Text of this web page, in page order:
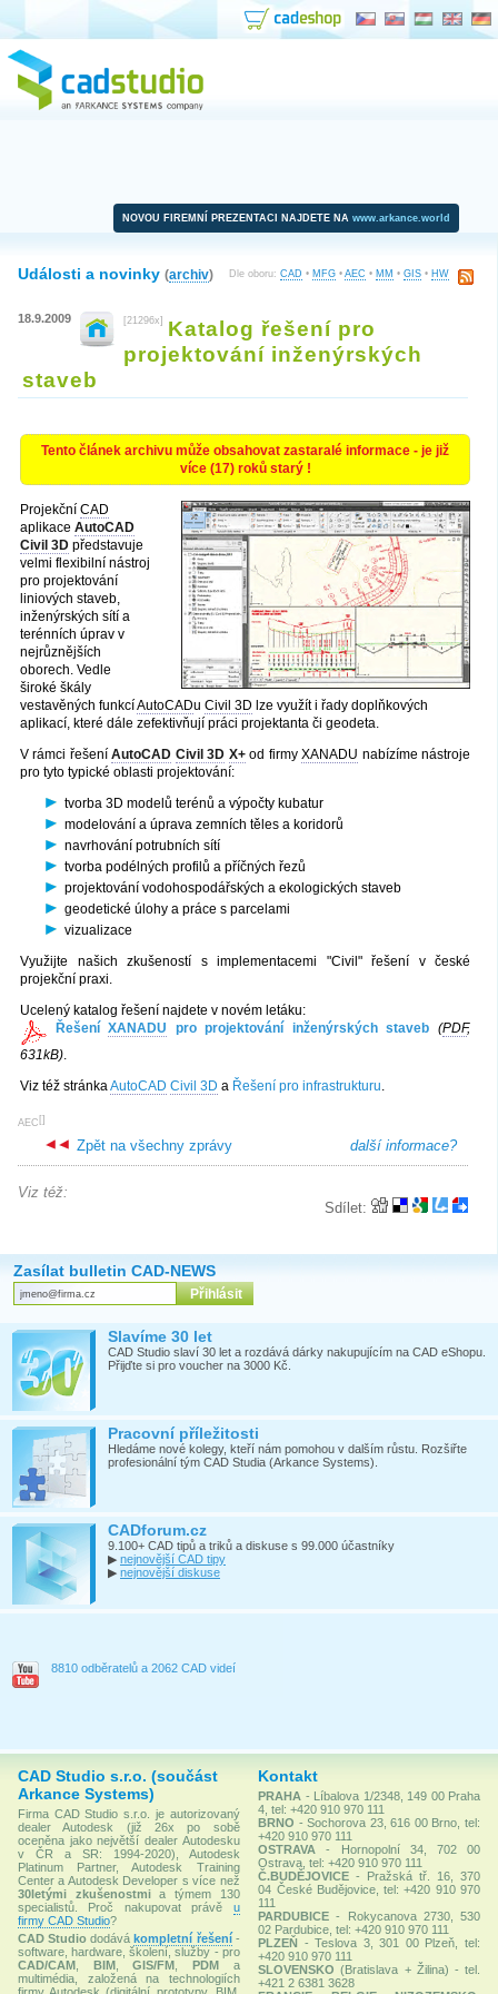
NOVOU FIREMNÍ PREZENTACI NAJDETE NA www.arkance.world
Dle oboru: CAD • MFG • AEC • MM • GIS • HW
Události a novinky (archiv)
18.9.2009 [21296x]
Katalog řešení pro
projektování inženýrských
staveb
Tento článek archivu může obsahovat zastaralé informace - je již
více (17) roků starý !
Projekční CAD
aplikace AutoCAD
Civil 3D představuje
velmi flexibilní nástroj
pro projektování
liniových staveb,
inženýrských sítí a
terénních úprav v
nejrůznějších
oborech. Vedle
široké škály
vestavěných funkcíAutoCADu Civil 3D lze využít i řady doplňkových
aplikací, které dále zefektivňují práci projektanta či geodeta.
V rámci řešeníAutoCAD Civil 3D X+od firmyXANADU nabízíme nástroje
pro tyto typické oblasti projektování:
tvorba 3D modelů terénů a výpočty kubatur
modelování a úprava zemních těles a koridorů
navrhování potrubních sítí
tvorba podélných profilů a příčných řezů
projektování vodohospodářských a ekologických staveb
geodetické úlohy a práce s parcelami
vizualizace
Využijte našich zkušeností s implementacemi "Civil" řešení v české
projekční praxi.
Ucelený katalog řešení najdete v novém letáku:
ŘešeníXANADU pro projektování inženýrských staveb (PDF,
631kB).
Viz též stránkaAutoCAD Civil 3D a Řešení pro infrastrukturu.
[
AEC ]
další informace?
Zpět na všechny zprávy
Sdílet:
Viz též:
Zasílat bulletin CAD-NEWS
Slavíme 30 let
CAD Studio slaví 30 let a rozdává dárky nakupujícím na CAD eShopu.
Přijďte si pro voucher na 3000 Kč.
Pracovní příležitosti
Hledáme nové kolegy, kteří nám pomohou v dalším růstu. Rozšiřte
profesionální tým CAD Studia (Arkance Systems).
CADforum.cz
9.100+ CAD tipů a triků a diskuse s 99.000 účastníky
▶ nejnovější CAD tipy
▶ nejnovější diskuse
8810 odběratelů a 2062 CAD videí
CAD Studio s.r.o. (součást
Arkance Systems)
Firma CAD Studio s.r.o. je autorizovaný
dealer Autodesk (již 26x po sobě
oceněna jako největší dealer Autodesku
v ČR a SR: 1994-2020), Autodesk
Platinum Partner, Autodesk Training
Center a Autodesk Developer s více než
30letými zkušenostmia týmem 130
specialistů. Proč nakupovat právě u
firmy CAD Studio?
CAD Studio dodávákompletní řešení-
software, hardware, školení, služby - pro
CAD/CAM
BIM,GIS/FM ,PDM a
multimédia, založená na technologiích
Kontakt
PRAHA - Líbalova 1/2348, 149 00 Praha
4, tel: +420 910 970 111
BRNO - Sochorova 23, 616 00 Brno, tel:
+420 910 970 111
OSTRAVA
- Hornopolní 34, 702 00
Ostrava, tel: +420 910 970 111
Č.BUDĚJOVICE - Pražská tř. 16, 370
04 České Budějovice, tel: +420 910 970
111
PARDUBICE - Rokycanova 2730, 530
02 Pardubice, tel: +420 910 970 111
PLZEŇ - Teslova 3, 301 00 Plzeň, tel:
+420 910 970 111
SLOVENSKO (Bratislava + Žilina) - tel.
+421 2 6381 3628